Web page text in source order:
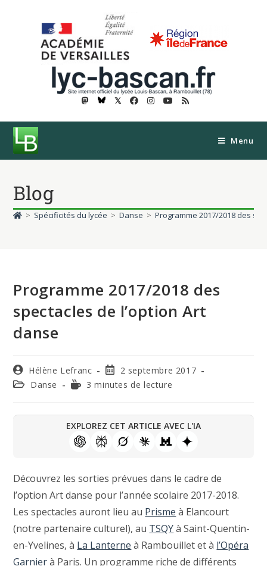
𝕏
Menu
Blog
> Spécificités du lycée > Danse > Programme 2017/2018 des
Programme 2017/2018 des
spectacles de l’option Art
danse
Hélène Lefranc
2 septembre 2017
Danse
3 minutes de lecture
EXPLOREZ CET ARTICLE AVEC L'IA
Découvrez les sorties prévues dans le cadre de
l’option Art danse pour l’année scolaire 2017-2018.
Les spectacles auront lieu au Prisme à Elancourt
(notre partenaire culturel), au TSQYà Saint-Quentin-
en-Yvelines, à La Lanterne à Rambouillet et à l’Opéra
Garnierà Paris. Un programme riche de différents